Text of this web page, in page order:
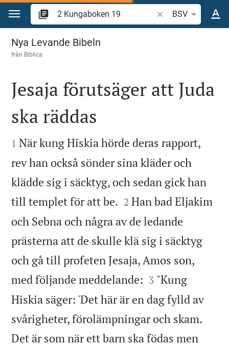
Hoppa till innehåll
Sök bibelvers eller
BSV
2 Kungaboken 19
Nya Levande Bibeln
från Biblica

Jesaja förutsäger att Juda
ska räddas

1 När kung Hiskia hörde deras rapport,
rev han också sönder sina kläder och
klädde sig i säcktyg, och sedan gick han
till templet för att be. 

2 Han bad Eljakim
och Sebna och några av de ledande
prästerna att de skulle klä sig i säcktyg
och gå till profeten Jesaja, Amos son,
med följande meddelande: 

3 "Kung
Hiskia säger: 'Det här är en dag fylld av
svårigheter, förolämpningar och skam.
Det är som när ett barn ska födas men